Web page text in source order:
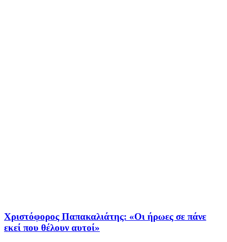
Χριστόφορος Παπακαλιάτης: «Οι ήρωες σε πάνε
εκεί που θέλουν αυτοί»